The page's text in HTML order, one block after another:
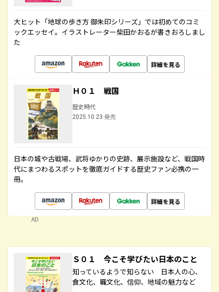
大ヒット「地球の歩き方 御朱印シリーズ」では初めてのコミ
ックエッセイ。イラストレーター柴田かおるが書きおろしまし
た
詳細を見る
Ｈ０１ 戦国
歴史時代
2025.10.23 発売
日本の城や古戦場、武将ゆかりの史跡、展示施設など、戦国時
代にまつわるスポットを徹底ガイドする歴史ファン必携の一
冊。
詳細を見る
AD
Ｓ０１ 今こそ学びたい日本のこと
知っているようで知らない 日本人の心、
食文化、職文化、信仰、地域の魅力など